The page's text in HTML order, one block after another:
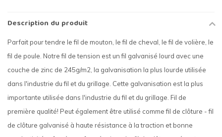
Description du produit
Parfait pour tendre le fil de mouton, le fil de cheval, le fil de volière, le
fil de poule. Notre fil de tension est un fil galvanisé lourd avec une
couche de zinc de 245g/m2, la galvanisation la plus lourde utilisée
dans l'industrie du fil et du grillage. Cette galvanisation est la plus
importante utilisée dans l'industrie du fil et du grillage. Fil de
première qualité! Peut également être utilisé comme fil de clôture - fil
de clôture galvanisé à haute résistance à la traction et bonne